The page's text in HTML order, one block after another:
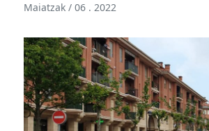
Maiatzak / 06 . 2022